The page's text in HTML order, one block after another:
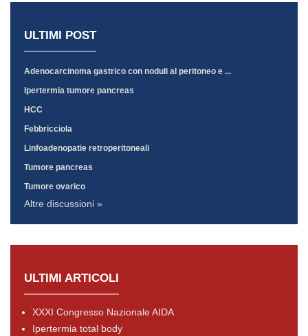
ULTIMI POST
Adenocarcinoma gastrico con noduli al peritoneo e ...
Ipertermia tumore pancreas
HCC
Febbricciola
Linfoadenopatie retroperitoneali
Tumore pancreas
Tumore ovarico
Altre discussioni »
ULTIMI ARTICOLI
XXXI Congresso Nazionale AIDA
Ipertermia total body